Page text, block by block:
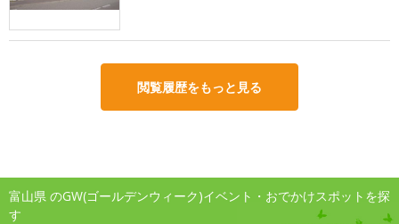
閲覧履歴をもっと見る
富山県 のGW(ゴールデンウィーク)イベント・おでかけスポットを探
す